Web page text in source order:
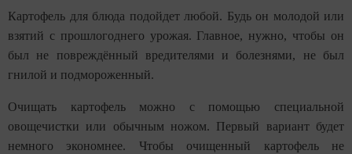
Картофель для блюда подойдет любой. Будь он молодой или
взятий с прошлогоднего урожая. Главное, нужно, чтобы он
был не повреждённый вредителями и болезнями, не был
гнилой и подмороженный.
Очищать картофель можно с помощью специальной
овощечистки или обычным ножом. Первый вариант будет
немного экономнее. Чтобы очищенный картофель не